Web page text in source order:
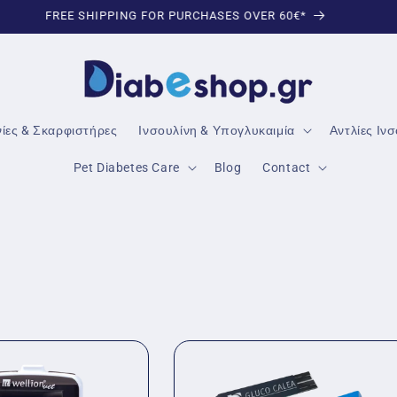
TRUSTED DIABETES PRODUCTS
& Σκαρφιστήρες Ινσουλίνη & Υπογλυκαιμία Αντλίες
Pet Diabetes Care Blog Contact